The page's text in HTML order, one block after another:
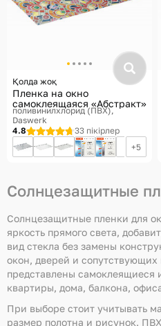
Қолда жоқ
Пленка на окно
самоклеящаяся «Абстракт»
поливинилхлорид (ПВХ)
Daswerk
4.8
33 пікірлер
5
Солнцезащитные
Солнцезащитные пленки для
яркость прямого света,
вид стекла без замены
окон, дверей и
представлены самоклеящиеся
квартиры, дома, балкона,
При выборе стоит учитывать
размер полотна и рисунок.